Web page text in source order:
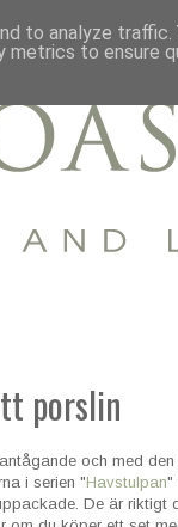
porslin
och med
i serien "Havstulpan"
De är riktigt
to analyze traffic.
to ensure